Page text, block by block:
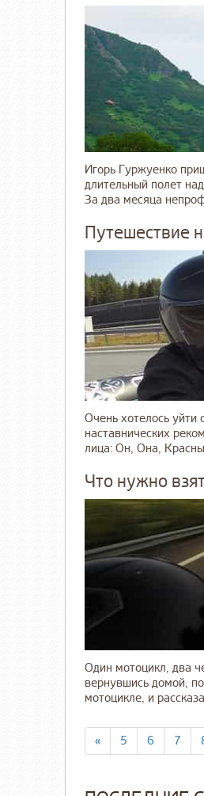
Игорь Гуржуенко
длительный полет
За два месяца
Путешествие
Очень хотелось уйти
наставнических
лица: Он, Она,
Что нужно
Один мотоцикл, два
вернувшись домой,
мотоцикле, и
« 5 6 7